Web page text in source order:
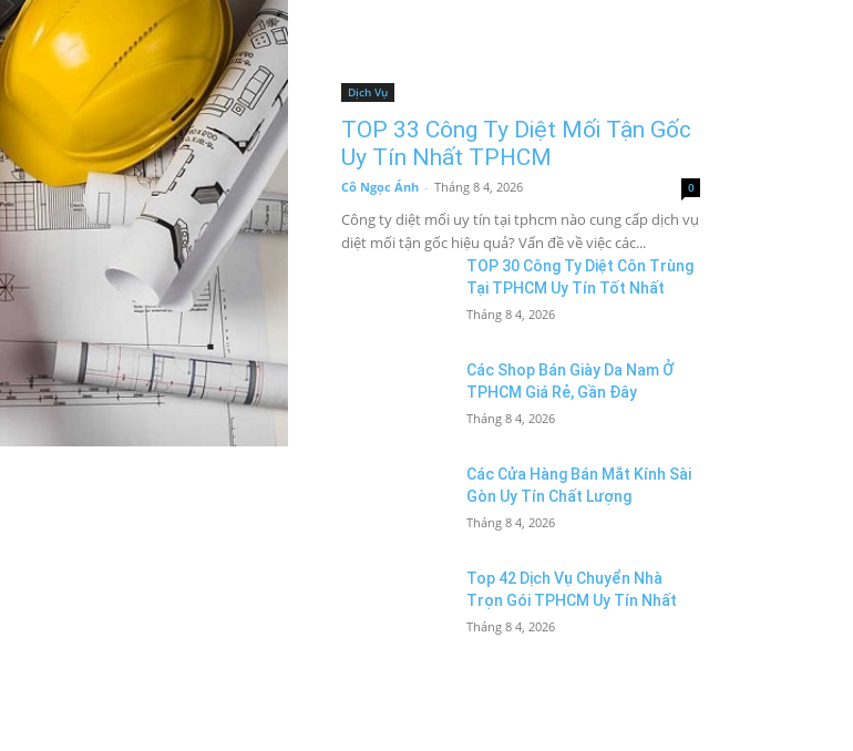
Dịch Vụ
TOP 33 Công Ty Diệt Mối Tận Gốc
Uy Tín Nhất TPHCM
Cô Ngọc Ánh - Tháng 8 4, 2026 0
Công ty diệt mối uy tín tại tphcm nào cung cấp dịch vụ
diệt mối tận gốc hiệu quả? Vấn đề về việc các...
TOP 30 Công Ty Diệt Côn Trùng
Tại TPHCM Uy Tín Tốt Nhất
Tháng 8 4, 2026
Các Shop Bán Giày Da Nam Ở
TPHCM Giá Rẻ, Gần Đây
Tháng 8 4, 2026
Các Cửa Hàng Bán Mắt Kính Sài
Gòn Uy Tín Chất Lượng
Tháng 8 4, 2026
Top 42 Dịch Vụ Chuyển Nhà
Trọn Gói TPHCM Uy Tín Nhất
Tháng 8 4, 2026